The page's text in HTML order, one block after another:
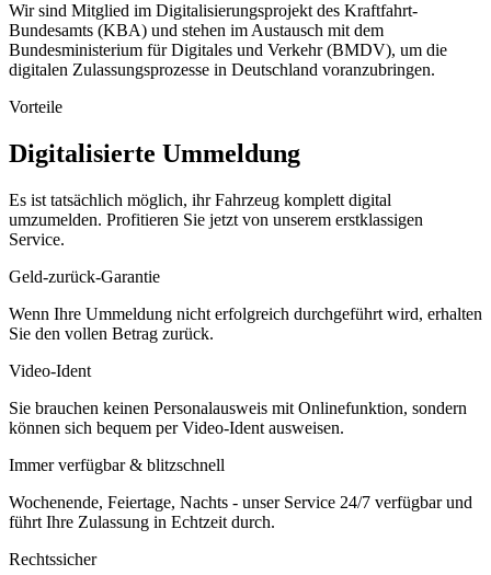
Wir sind Mitglied im Digitalisierungsprojekt des Kraftfahrt-
Bundesamts (KBA) und stehen im Austausch mit dem
Bundesministerium für Digitales und Verkehr (BMDV), um die
digitalen Zulassungsprozesse in Deutschland voranzubringen.
Vorteile
Digitalisierte Ummeldung
Es ist tatsächlich möglich, ihr Fahrzeug komplett digital
umzumelden. Profitieren Sie jetzt von unserem erstklassigen
Service.
Geld-zurück-Garantie
Wenn Ihre Ummeldung nicht erfolgreich durchgeführt wird, erhalten
Sie den vollen Betrag zurück.
Video-Ident
Sie brauchen keinen Personalausweis mit Onlinefunktion, sondern
können sich bequem per Video-Ident ausweisen.
Immer verfügbar & blitzschnell
Wochenende, Feiertage, Nachts - unser Service 24/7 verfügbar und
führt Ihre Zulassung in Echtzeit durch.
Rechtssicher